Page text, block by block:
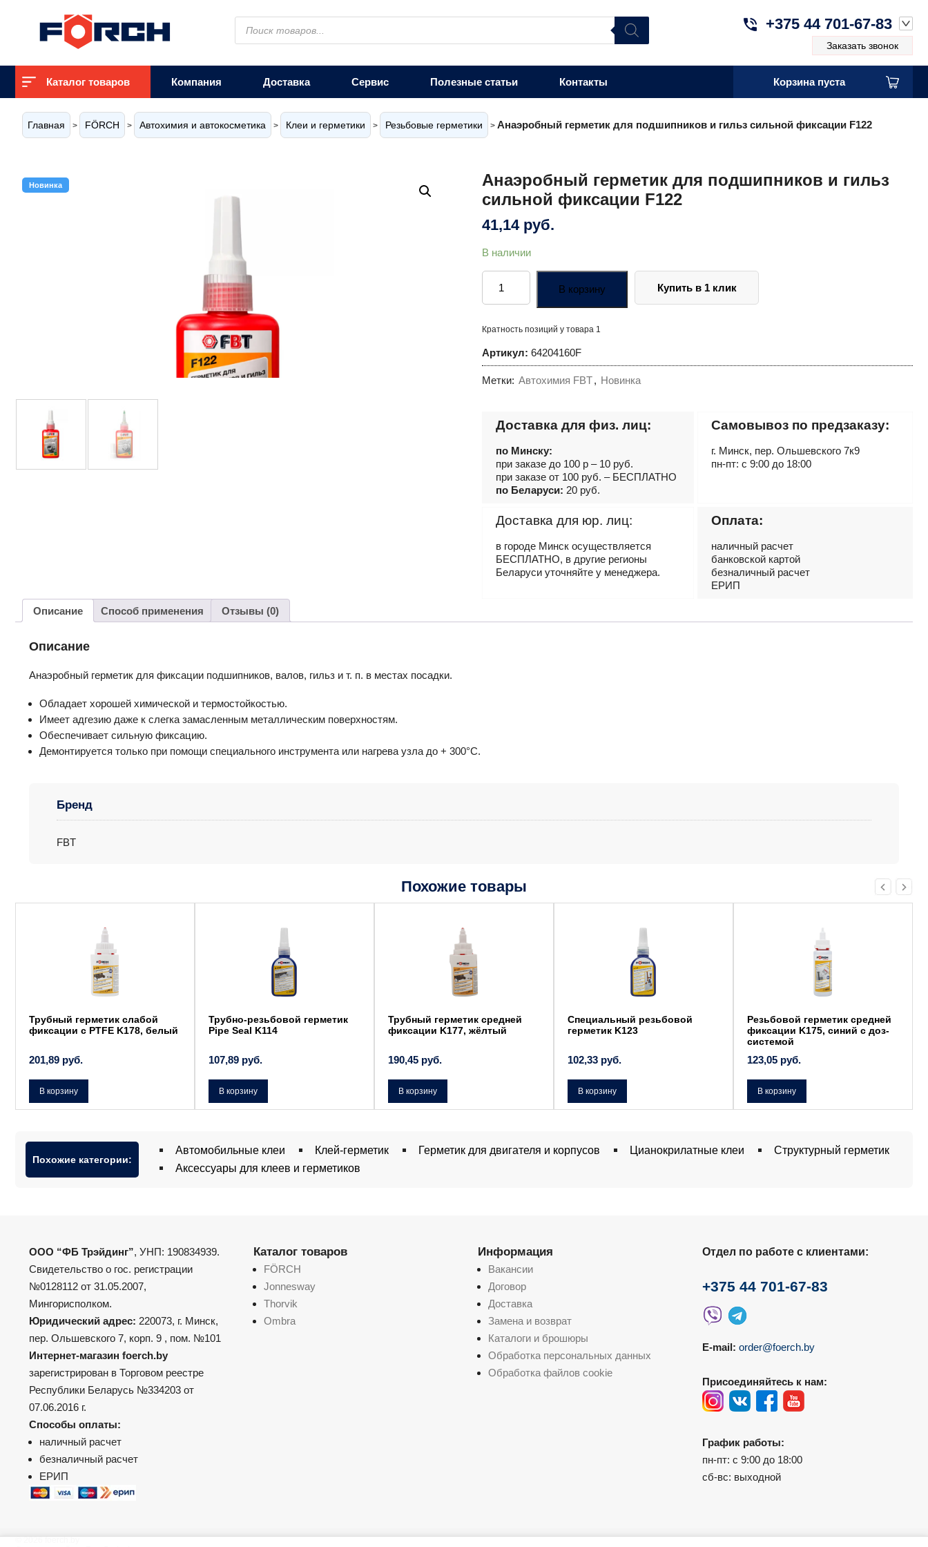
Поиск
товаров
+375 44 701-67-83
Заказать звонок
Каталог товаров Компания Доставка Сервис Полезные статьи Контакты Корзина пуста
Главная > FÖRCH > Автохимия и автокосметика > Клеи и герметики > Резьбовые герметики > Анаэробный герметик для подшипников и гильз сильной фиксации F122
Анаэробный герметик для подшипников и гильз
сильной фиксации F122
41,14 руб.
Новинка
В наличии
Количество
товара
Анаэробный
герметик
и
сильной
В корзину Купить в 1 клик
Кратность позиций у товара 1
Артикул: 64204160F
Метки: Автохимия FBT, Новинка
Доставка для физ. лиц:
по Минску:
при заказе до 100 р – 10 руб.
при заказе от 100 руб. – БЕСПЛАТНО
по Беларуси: 20 руб.
Самовывоз по предзаказу:
г. Минск, пер. Ольшевского 7к9
пн-пт: с 9:00 до 18:00
Доставка для юр. лиц:
в городе Минск осуществляется
БЕСПЛАТНО, в другие регионы
Беларуси уточняйте у менеджера.
Оплата:
наличный расчет
банковской картой
безналичный расчет
ЕРИП
Описание Способ применения Отзывы (0)
Описание
Анаэробный герметик для фиксации подшипников, валов, гильз и т. п. в местах посадки.
Обладает хорошей химической и термостойкостью.
Имеет адгезию даже к слегка замасленным металлическим поверхностям.
Обеспечивает сильную фиксацию.
Демонтируется только при помощи специального инструмента или нагрева узла до + 300°C.
Бренд
FBT
Похожие товары
Трубный герметик слабой
фиксации с PTFE K178, белый
201,89 руб.
В корзину
Трубно-резьбовой герметик
Pipe Seal K114
107,89 руб.
В корзину
Трубный герметик средней
фиксации K177, жёлтый
190,45 руб.
В корзину
Специальный резьбовой
герметик K123
102,33 руб.
В корзину
Резьбовой герметик средней
фиксации K175, синий с доз-
системой
123,05 руб.
В корзину
Похожие категории:
Автомобильные клеи Клей-герметик Герметик для двигателя и корпусов Цианокрилатные клеи
Структурный герметик
Аксессуары для клеев и герметиков
ООО “ФБ Трэйдинг”, УНП: 190834939.
Свидетельство о гос. регистрации
№0128112 от 31.05.2007,
Мингорисполком.
Юридический адрес: 220073, г. Минск,
пер. Ольшевского 7, корп. 9 , пом. №101
Интернет-магазин foerch.by
зарегистрирован в Торговом реестре
Республики Беларусь №334203 от
07.06.2016 г.
Способы оплаты:
наличный расчет
безналичный расчет
ЕРИП
Каталог товаров
FÖRCH
Jonnesway
Thorvik
Ombra
Информация
Вакансии
Договор
Доставка
Замена и возврат
Каталоги и брошюры
Обработка персональных данных
Обработка файлов cookie
Отдел по работе с клиентами:
+375 44 701-67-83
E-mail: order@foerch.by
Присоединяйтесь к нам:
График работы:
пн-пт: с 9:00 до 18:00
сб-вс: выходной
© 2026 foerch.by